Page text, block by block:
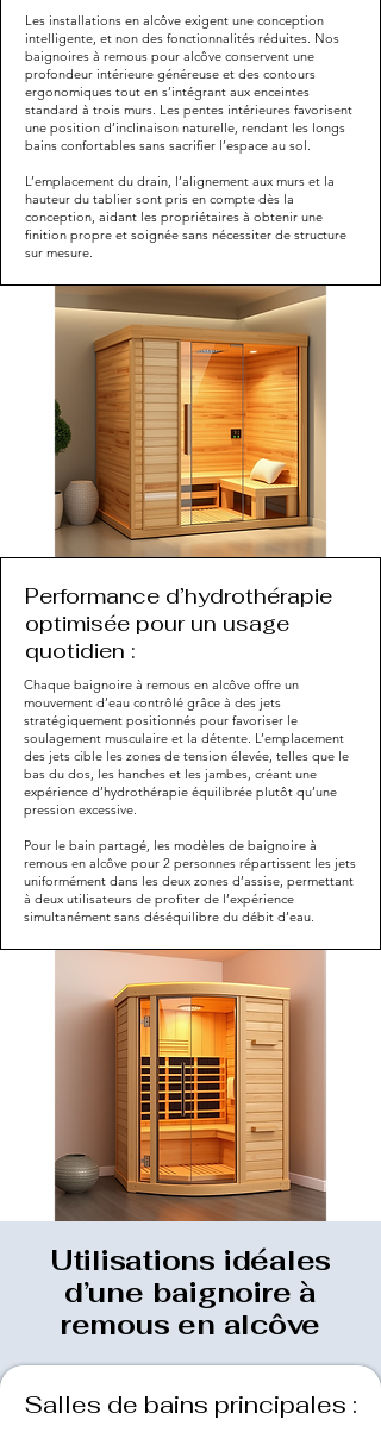
Les installations en alcôve exigent une conception
intelligente, et non des fonctionnalités réduites. Nos
baignoires à remous pour alcôve conservent une
profondeur intérieure généreuse et des contours
ergonomiques tout en s’intégrant aux enceintes
standard à trois murs. Les pentes intérieures favorisent
une position d’inclinaison naturelle, rendant les longs
bains confortables sans sacrifier l’espace au sol.
L’emplacement du drain, l’alignement aux murs et la
hauteur du tablier sont pris en compte dès la
conception, aidant les propriétaires à obtenir une
finition propre et soignée sans nécessiter de structure
sur mesure.
Performance d’hydrothérapie
optimisée pour un usage
quotidien :
Chaque baignoire à remous en alcôve offre un
mouvement d’eau contrôlé grâce à des jets
stratégiquement positionnés pour favoriser le
soulagement musculaire et la détente. L’emplacement
des jets cible les zones de tension élevée, telles que le
bas du dos, les hanches et les jambes, créant une
expérience d’hydrothérapie équilibrée plutôt qu’une
pression excessive.
Pour le bain partagé, les modèles de baignoire à
remous en alcôve pour 2 personnes répartissent les jets
uniformément dans les deux zones d’assise, permettant
à deux utilisateurs de profiter de l’expérience
simultanément sans déséquilibre du débit d’eau.
Utilisations idéales
d’une baignoire à
remous en alcôve
Salles de bains principales :